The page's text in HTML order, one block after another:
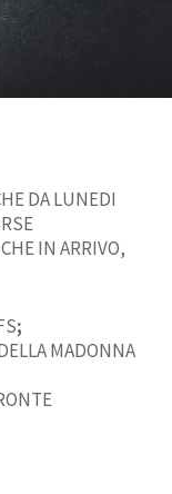
DA LUNEDI
IN ARRIVO,
;
MADONNA